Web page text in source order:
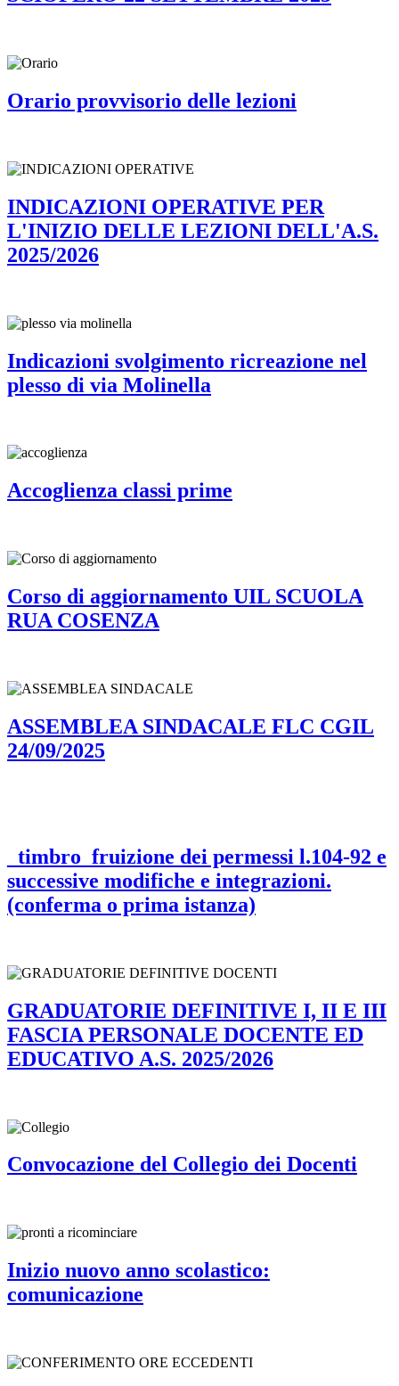
Orario provvisorio delle lezioni
INDICAZIONI OPERATIVE PER
L'INIZIO DELLE LEZIONI DELL'A.S.
2025/2026
Indicazioni svolgimento ricreazione nel
plesso di via Molinella
Accoglienza classi prime
Corso di aggiornamento UIL SCUOLA
RUA COSENZA
ASSEMBLEA SINDACALE FLC CGIL
24/09/2025
_timbro_fruizione dei permessi l.104-92 e
successive modifiche e integrazioni.
(conferma o prima istanza)
GRADUATORIE DEFINITIVE I, II E III
FASCIA PERSONALE DOCENTE ED
EDUCATIVO A.S. 2025/2026
Convocazione del Collegio dei Docenti
Inizio nuovo anno scolastico:
comunicazione